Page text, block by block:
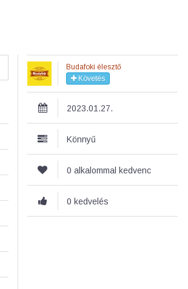
Budafoki élesztő
Követés
2023.01.27.
Könnyű
0 alkalommal kedvenc
0 kedvelés